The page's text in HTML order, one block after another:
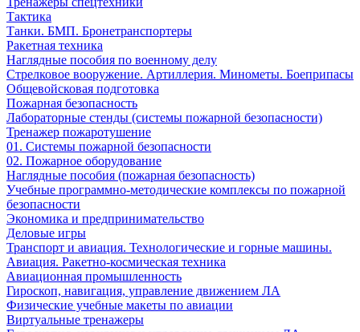
Тактика
Танки. БМП. Бронетранспортеры
Ракетная техника
Наглядные пособия по военному делу
Стрелковое вооружение. Артиллерия. Минометы. Боеприпасы
Общевойсковая подготовка
Пожарная безопасность
Лабораторные стенды (системы пожарной безопасности)
Тренажер пожаротушение
01. Системы пожарной безопасности
02. Пожарное оборудование
Наглядные пособия (пожарная безопасность)
Учебные программно-методические комплексы по пожарной
безопасности
Экономика и предпринимательство
Деловые игры
Транспорт и авиация. Технологические и горные машины.
Авиация. Ракетно-космическая техника
Авиационная промышленность
Гироскоп, навигация, управление движением ЛА
Физические учебные макеты по авиации
Виртуальные тренажеры